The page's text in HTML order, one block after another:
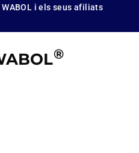
i els seus afiliats
®